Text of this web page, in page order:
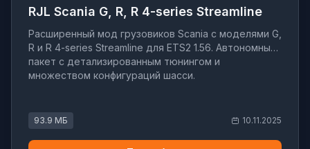
RJL Scania G, R, R 4-series Streamline
Расширенный мод грузовиков Scania с моделями G,
R и R 4-series Streamline для ETS2 1.56. Автономный
пакет с детализированным тюнингом и
множеством конфигураций шасси.
93.9 МБ 10.11.2025